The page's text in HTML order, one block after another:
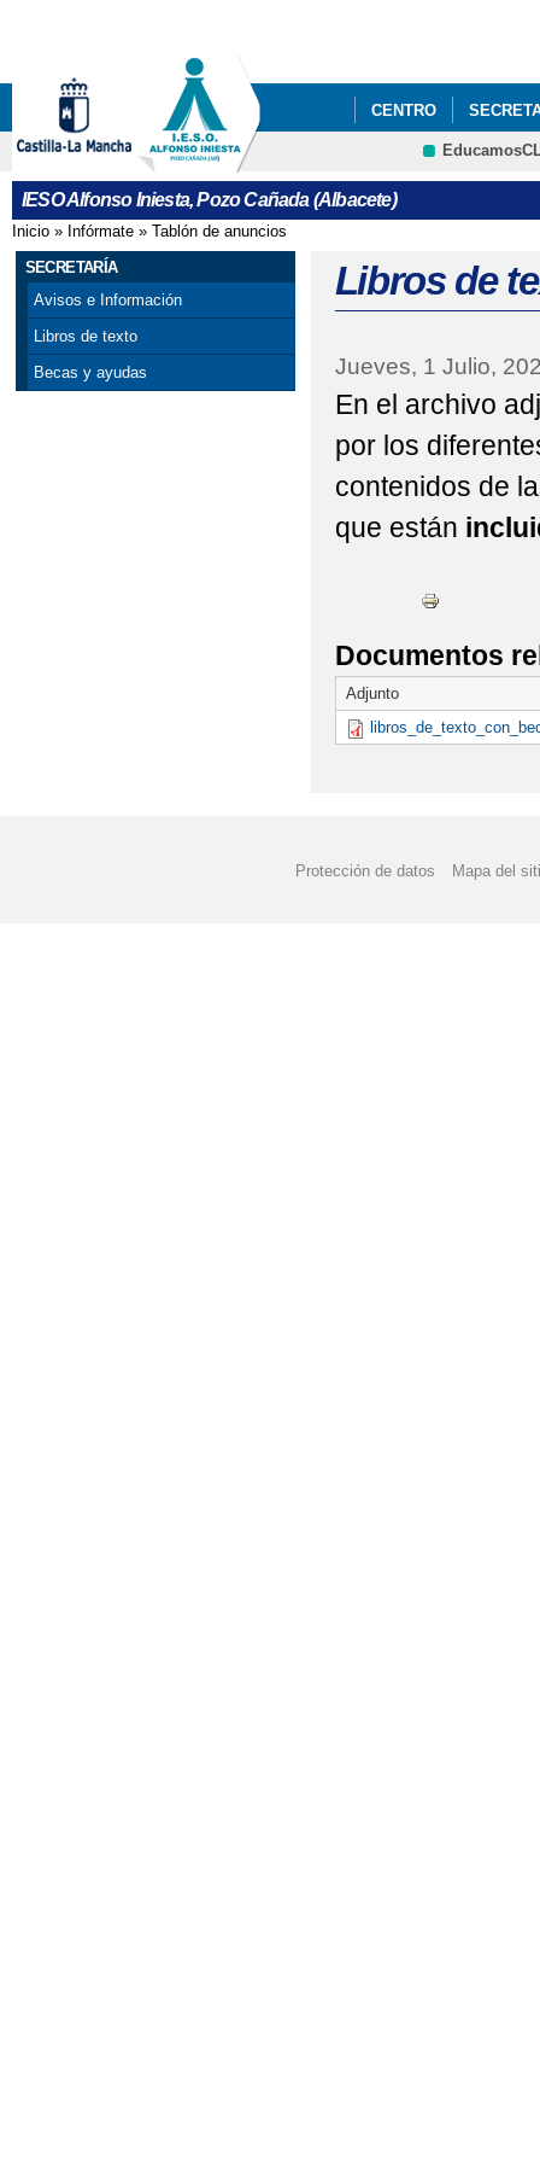
CENTRO
ADMISIÓN
IESO Alfonso Iniesta, Pozo Cañada (Albacete)
Se encuentra usted aquí
Inicio » Infórmate » Tablón de anuncios
SECRETARÍA
Avisos e Información
Libros de texto
Becas y ayudas
Libros de
Jueves, 1 Julio,
En el archivo
por los
contenidos de
que están
Documentos
Adjunto
Protección de datos Mapa del